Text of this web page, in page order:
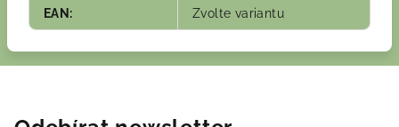
EAN : Zvolte variantu